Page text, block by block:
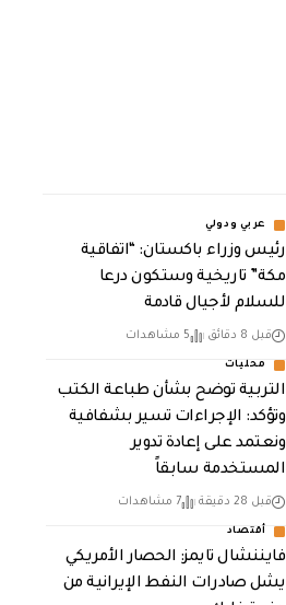
عربي ودولي
رئيس وزراء باكستان: “اتفاقية
مكة” تاريخية وستكون درعا
للسلام لأجيال قادمة
قبل 8 دقائق 5 مشاهدات
محليات
التربية توضح بشأن طباعة الكتب
وتؤكد: الإجراءات تسير بشفافية
ونعتمد على إعادة تدوير
المستخدمة سابقاً
قبل 28 دقيقة 7 مشاهدات
أقتصاد
فايننشال تايمز: الحصار الأمريكي
يشل صادرات النفط الإيرانية من